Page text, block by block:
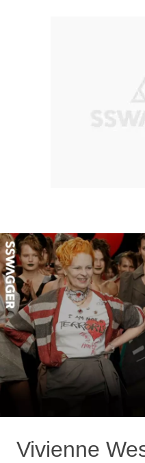
Vivienne